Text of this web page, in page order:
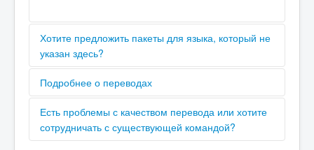
Хотите предложить пакеты для языка, который не
указан здесь?
Пожалуйста, свяжитесь с
Language Team,
Создайте запрос врепозитории GitHub,
или свяжитесь с одним из менеджеров через
Crowdin CMS Проект.
Подробнее о переводах
Существует ряд ценных ресурсов для добавления
вашего языка в Joomla и получения
дополнительной информации оJoomla. ! CMS
Есть проблемы с качеством перевода или хотите
сотрудничать с существующей командой?